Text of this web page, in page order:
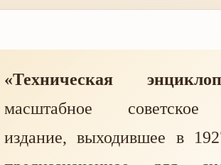
«Техническая
масштабное советское
издание, выходившее в